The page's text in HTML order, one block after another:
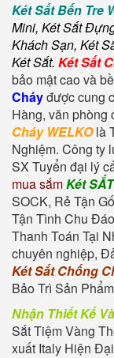
Két Sắt Bến Tre
Mini, Két Sắt
Khách Sạn, Két
Két Sắt. Két Sắt
bảo mật cao và
Cháyđược cung
Hàng, văn phòng
Cháy WELKOlà
Nghiệm. Công ty
SX Tuyển đại lý
mua sắmKét SẮT
SOCK, Rẻ Tận
Tận Tình Chu
Thanh Toán Tại
chuyên nghiệp,
Két Sắt Chống
Bảo Trì Sản
Nhận Thiết Kế
Sắt Tiệm Vàng
xuất Italy Hiện